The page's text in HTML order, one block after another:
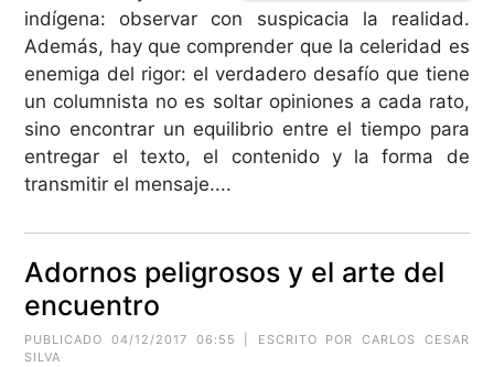
indígena: observar con suspicacia la realidad.
Además, hay que comprender que la celeridad es
enemiga del rigor: el verdadero desafío que tiene
un columnista no es soltar opiniones a cada rato,
sino encontrar un equilibrio entre el tiempo para
entregar el texto, el contenido y la forma de
transmitir el mensaje....
Adornos peligrosos y el arte del
encuentro
PUBLICADO 04/12/2017 06:55 | ESCRITO POR CARLOS CESAR
SILVA